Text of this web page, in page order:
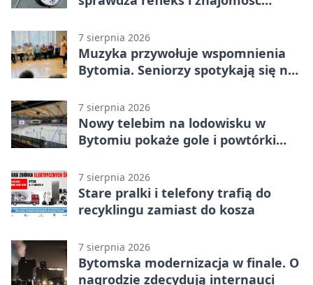
7 sierpnia 2026
Muzyka przywołuje wspomnienia
Bytomia. Seniorzy spotykają się na
7 sierpnia 2026
Nowy telebim na lodowisku w
Bytomiu pokaże gole i powtórki
7 sierpnia 2026
Stare pralki i telefony trafią do
recyklingu zamiast do kosza
7 sierpnia 2026
Bytomska modernizacja w finale. O
nagrodzie zdecydują internauci